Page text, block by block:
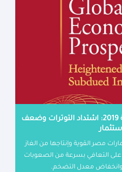
الآفاق الاقتصادية العالمية 2019: اشتداد التوترات وضعف
مصر القوية وإنتاجها من الغاز
على التعافي بسرعة من الصعوبات
وانخفاض معدل التضخم.